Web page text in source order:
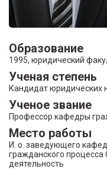
Образование
1995, юридический
Ученая степень
Кандидат юридических
Ученое звание
Профессор кафедры
Место работы
И. о. заведующего
гражданского процесса
деятельность